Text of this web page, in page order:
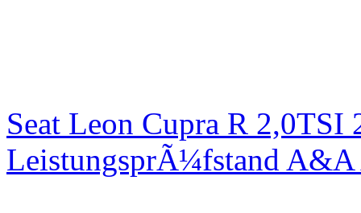
Seat Leon Cupra R
LeistungsprÃ¼fstand